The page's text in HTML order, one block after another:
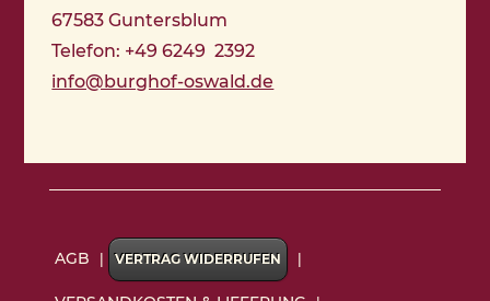
67583 Guntersblum
Telefon: +49 6249 2392
info@burghof-oswald.de
AGB | VERTRAG WIDERRUFEN |